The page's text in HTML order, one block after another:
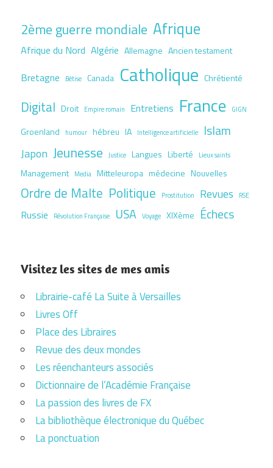
2ème guerre mondiale Afrique
Afrique du Nord Algérie Allemagne Ancien testament
Bretagne Bêtise Canada Catholique Chrétienté
Digital Droit Empire romain Entretiens France GIGN
Groenland humour hébreu IA Intelligence artificielle Islam
Japon Jeunesse Justice Langues Liberté Lieux saints
Management Media Mitteleuropa médecine Nouvelles
Ordre de Malte Politique Prostitution Revues RSE
Russie Révolution Française USA Voyage XIXème Échecs
Visitez les sites de mes amis
Librairie-café La Suite à Versailles
Livres Off
Place des Libraires
Revue des deux mondes
Les réenchanteurs associés
Dictionnaire de l’Académie Française
La passion des livres de FX
La bibliothèque électronique du Québec
La ponctuation